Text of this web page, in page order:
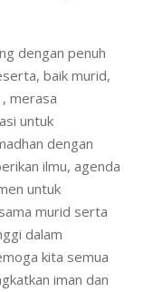
dengan penuh
baik murid,
merasa
untuk
dengan
ilmu, agenda
untuk
murid serta
dalam
kita semua
iman dan